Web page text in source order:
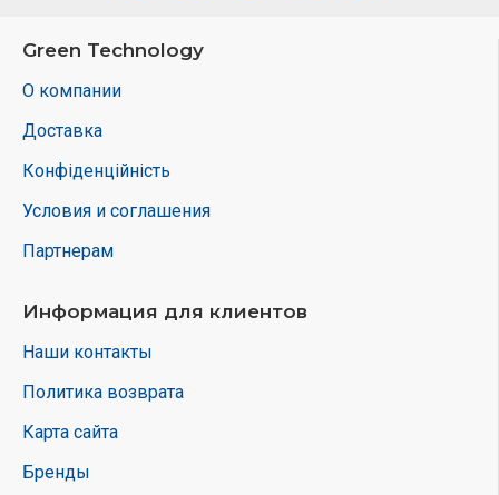
Green Technology
О компании
Доставка
Конфіденційність
Условия и соглашения
Партнерам
Информация для клиентов
Наши контакты
Политика возврата
Карта сайта
Бренды